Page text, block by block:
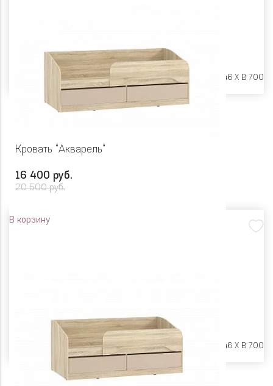
Ш 2042 X Г 946 X В 700
Кровать "Акварель"
16 400 руб.
20 500 руб.
В корзину
Ш 1842 X Г 846 X В 700